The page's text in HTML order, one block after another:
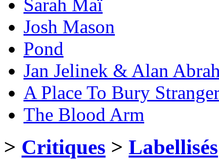
Sarah Maï
Josh Mason
Pond
Jan Jelinek & Alan
A Place To Bury
The Blood Arm
> Critiques > Labellisés